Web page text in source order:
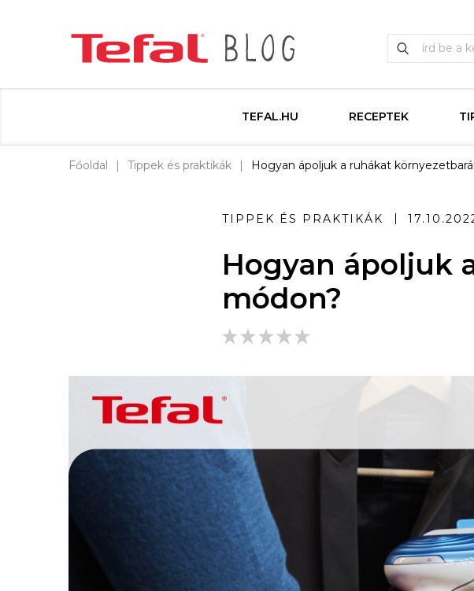
TEFAL.HU RECEPTEK
Főoldal Tippek és praktikák Hogyan ápoljuk a ruhákat
TIPPEK ÉS PRAKTIKÁK
Hogyan ápoljuk
módon?